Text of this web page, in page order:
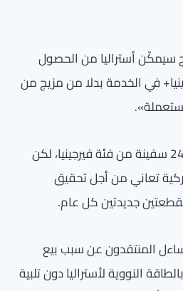
سيمكّن أستراليا من الحصول
في الخدمة بدلا من مزيج من
وتملك البحرية الأميركية 24 سفينة من فئة فيرجينيا، لكن
تعاني من أجل تحقيق
جديدتين كل عام.
المنتقدون عن سبب بيع
النووية لأستراليا دون تلبية